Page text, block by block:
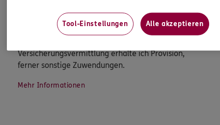
Person zu geben. Sowohl Ihr Schutz als Verbraucher
sowie auch gesetzliche Regelungen halten mich
Versicherungsvermittlung erhalte ich Provision,
ferner sonstige Zuwendungen.
Mehr Informationen
Tool-Einstellungen Alle akzeptieren